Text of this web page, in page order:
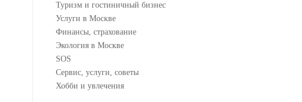
Туризм и гостиничный бизнес
Услуги в Москве
Финансы, страхование
Экология в Москве
SOS
Сервис, услуги, советы
Хобби и увлечения